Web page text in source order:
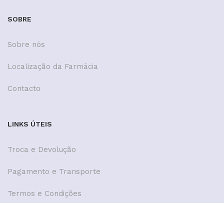
SOBRE
Sobre nós
Localização da Farmácia
Contacto
LINKS ÚTEIS
Troca e Devolução
Pagamento e Transporte
Termos e Condições